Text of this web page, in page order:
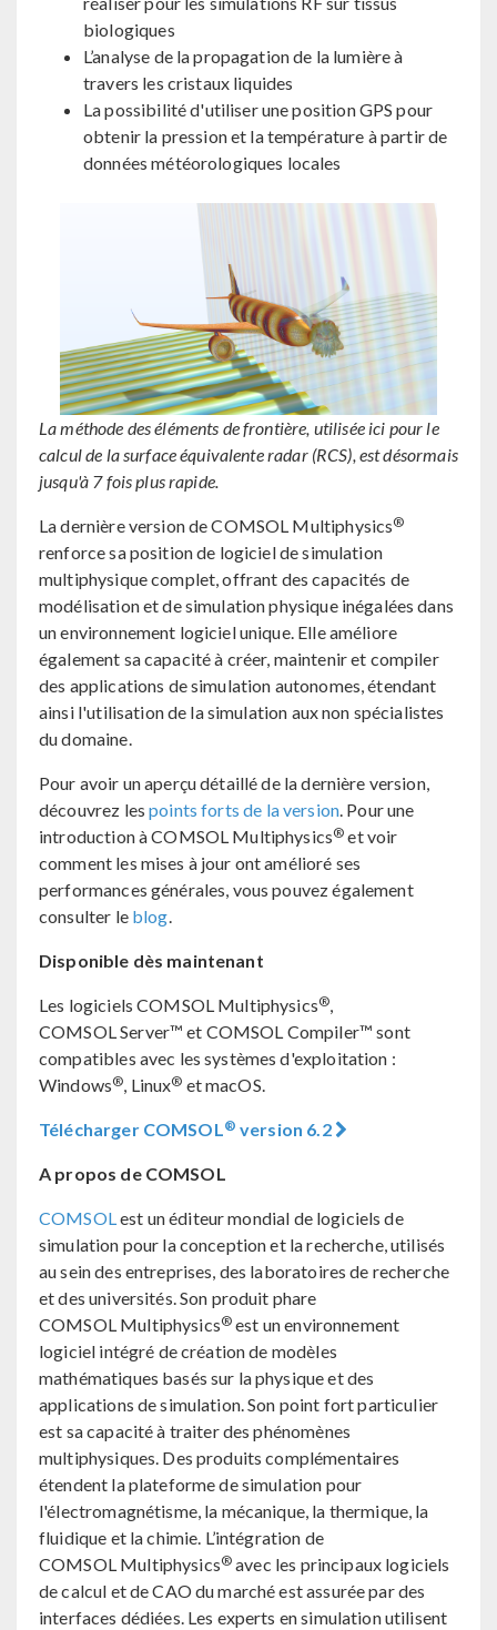
biologiques
L’analyse de la propagation de la lumière à
travers les cristaux liquides
La possibilité d'utiliser une position GPS pour
obtenir la pression et la température à partir de
données météorologiques locales
La méthode des éléments de frontière, utilisée ici pour le
calcul de la surface équivalente radar (RCS), est désormais
jusqu'à 7 fois plus rapide.
La dernière version de COMSOL Multiphysics®
renforce sa position de logiciel de simulation
multiphysique complet, offrant des capacités de
modélisation et de simulation physique inégalées dans
un environnement logiciel unique. Elle améliore
également sa capacité à créer, maintenir et compiler
des applications de simulation autonomes, étendant
ainsi l'utilisation de la simulation aux non spécialistes
du domaine.
Pour avoir un aperçu détaillé de la dernière version,
découvrez lespoints forts de la version. Pour une
introduction à COMSOL Multiphysics® et voir
comment les mises à jour ont amélioré ses
performances générales, vous pouvez également
consulter le blog.
Disponible dès maintenant
Les logiciels COMSOL Multiphysics®,
COMSOL Server™ et COMSOL Compiler™ sont
compatibles avec les systèmes d'exploitation :
Windows®, Linux® et macOS.
Télécharger COMSOL® version 6.2
A propos de COMSOL
COMSOLest un éditeur mondial de logiciels de
simulation pour la conception et la recherche, utilisés
au sein des entreprises, des laboratoires de recherche
et des universités. Son produit phare
COMSOL Multiphysics® est un environnement
logiciel intégré de création de modèles
mathématiques basés sur la physique et des
applications de simulation. Son point fort particulier
est sa capacité à traiter des phénomènes
multiphysiques. Des produits complémentaires
étendent la plateforme de simulation pour
l'électromagnétisme, la mécanique, la thermique, la
fluidique et la chimie. L’intégration de
COMSOL Multiphysics® avec les principaux logiciels
de calcul et de CAO du marché est assurée par des
interfaces dédiées. Les experts en simulation utilisent